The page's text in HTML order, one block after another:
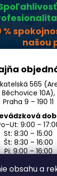
obsahu a
%
našou
565
Běchovice 10A),
Praha 9 – 190 11
9:00 –
St: 8:30 – 15:00
Št: 8:30 – 16:00
Pi: 9:00 – 16:00